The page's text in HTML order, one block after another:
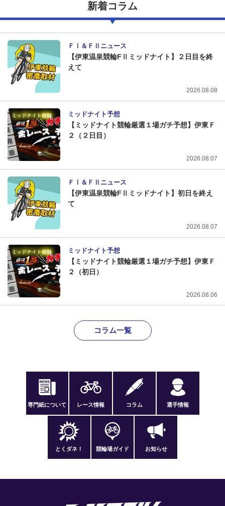
新着コラム
ＦⅠ＆ＦⅡニュース
【伊東温泉競輪FⅡミッドナイト】２日目を終
えて
2026.08.08
ミッドナイト予想
【ミッドナイト競輪厳選１場ガチ予想】伊東Ｆ
２（２日目）
2026.08.07
ＦⅠ＆ＦⅡニュース
【伊東温泉競輪FⅡミッドナイト】初日を終え
て
2026.08.07
ミッドナイト予想
【ミッドナイト競輪厳選１場ガチ予想】伊東Ｆ
２（初日）
2026.08.06
コラム一覧
専門紙について レース情報 コラム 選手情報
とくダネ！ 競輪場ガイド お知らせ